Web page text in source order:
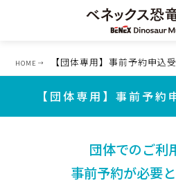
HOME 【団体専用】事前予約申込
【団体専用】事前予約
団体でのご利
事前予約が必要と